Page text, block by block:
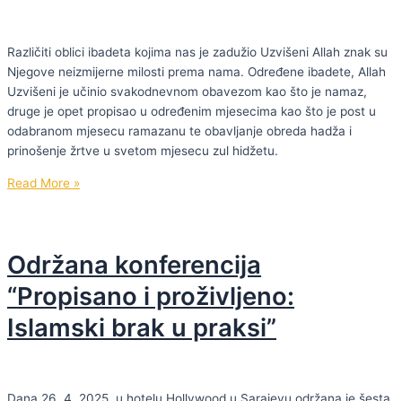
tok
historije
Različiti oblici ibadeta kojima nas je zadužio Uzvišeni Allah znak su
Njegove neizmijerne milosti prema nama. Određene ibadete, Allah
Uzvišeni je učinio svakodnevnom obavezom kao što je namaz,
druge je opet propisao u određenim mjesecima kao što je post u
odabranom mjesecu ramazanu te obavljanje obreda hadža i
prinošenje žrtve u svetom mjesecu zul hidžetu.
O
ibadetu
Allahu,
dž.
š.
Read More »
Održana konferencija
“Propisano i proživljeno:
Islamski brak u praksi”